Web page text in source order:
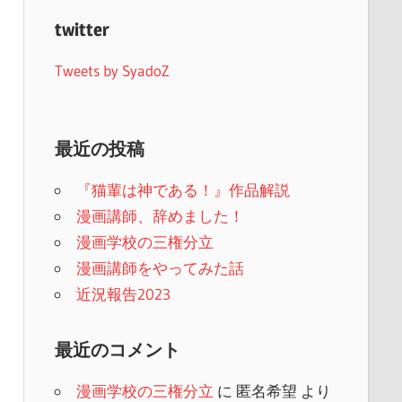
twitter
Tweets by SyadoZ
最近の投稿
『猫輩は神である！』作品解説
漫画講師、辞めました！
漫画学校の三権分立
漫画講師をやってみた話
近況報告2023
最近のコメント
漫画学校の三権分立 に 匿名希望 より